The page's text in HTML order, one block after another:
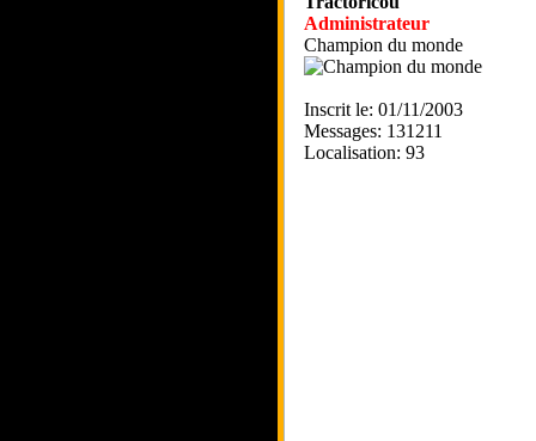
Administrateur
Champion du monde
Inscrit le: 01/11/2003
Messages: 131211
Localisation: 93